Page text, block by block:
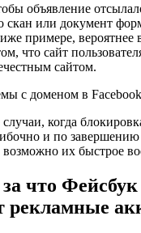
объявление
скан или документ
примере, вероятнее
что сайт
сайтом.
с доменом в Facebook
когда
и по
их быстрое
что Фейсбук
рекламные